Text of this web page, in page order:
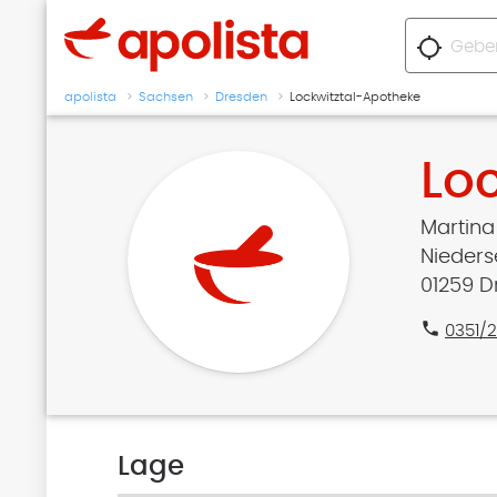
location_searching
apolista Sachsen Dresden Lockwitztal-Apotheke
01259
phone 0351/
Lage